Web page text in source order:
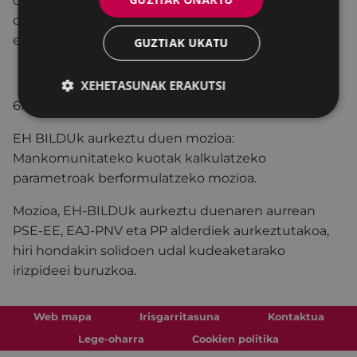
ordenantzaren aldaketari hasierako onarpena
ematea
6. ATALA
EH BILDUk aurkeztu duen mozioa:
Mankomunitateko kuotak kalkulatzeko
parametroak berformulatzeko mozioa.
Mozioa, EH-BILDUk aurkeztu duenaren aurrean
PSE-EE, EAJ-PNV eta PP alderdiek aurkeztutakoa,
hiri hondakin solidoen udal kudeaketarako
irizpideei buruzkoa.
Web mapa Irisgarritasuna
Kontaktua
Lege-oharra
Cookien politika
GUZTIAK UKATU
XEHETASUNAK ERAKUTSI